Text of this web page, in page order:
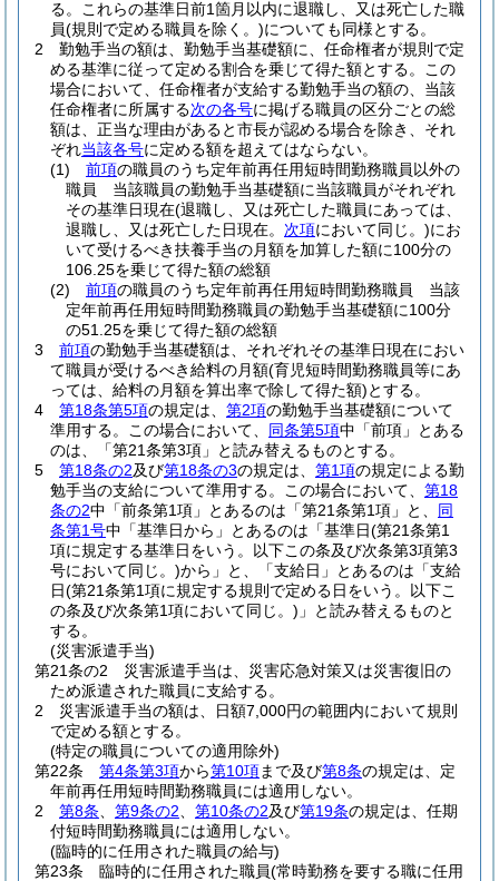
る。
これらの基準日前1箇月以内に退職し、又は死亡した職
員(規則で定める職員を除く。)についても同様とする。
2
勤勉手当の額は、勤勉手当基礎額に、任命権者が規則で定
める基準に従って定める割合を乗じて得た額とする。
この
場合において、任命権者が支給する勤勉手当の額の、当該
任命権者に所属する次の各号に掲げる職員の区分ごとの総
額は、正当な理由があると市長が認める場合を除き、それ
ぞれ当該各号に定める額を超えてはならない。
(1)
前項の職員のうち定年前再任用短時間勤務職員以外の
職員 当該職員の勤勉手当基礎額に当該職員がそれぞれ
その基準日現在(退職し、又は死亡した職員にあっては、
退職し、又は死亡した日現在。 次項において同じ。)にお
いて受けるべき扶養手当の月額を加算した額に100分の
106.25を乗じて得た額の総額
(2)
前項の職員のうち定年前再任用短時間勤務職員 当該
定年前再任用短時間勤務職員の勤勉手当基礎額に100分
の51.25を乗じて得た額の総額
3
前項の勤勉手当基礎額は、それぞれその基準日現在におい
て職員が受けるべき給料の月額(育児短時間勤務職員等にあ
っては、給料の月額を算出率で除して得た額)とする。
4
第18条第5項の規定は、 第2項の勤勉手当基礎額について
準用する。
この場合において、 同条第5項中「前項」とある
のは、「第21条第3項」と読み替えるものとする。
5
第18条の2及び第18条の3の規定は、 第1項の規定による勤
勉手当の支給について準用する。
この場合において、 第18
条の2中「前条第1項」とあるのは「第21条第1項」と、 同
条第1号中「基準日から」とあるのは「基準日(第21条第1
項に規定する基準日をいう。以下この条及び次条第3項第3
号において同じ。)から」と、「支給日」とあるのは「支給
日(第21条第1項に規定する規則で定める日をいう。以下こ
の条及び次条第1項において同じ。) 」と読み替えるものと
する。
(災害派遣手当)
第21条の2
災害派遣手当は、災害応急対策又は災害復旧の
ため派遣された職員に支給する。
2
災害派遣手当の額は、日額7,000円の範囲内において規則
で定める額とする。
(特定の職員についての適用除外)
第22条
第4条第3項から第10項まで及び第8条の規定は、定
年前再任用短時間勤務職員には適用しない。
2
第8条 第9条の2 第10条の2及び第19条の規定は、任期
付短時間勤務職員には適用しない。
(臨時的に任用された職員の給与)
第23条
臨時的に任用された職員(常時勤務を要する職に任用